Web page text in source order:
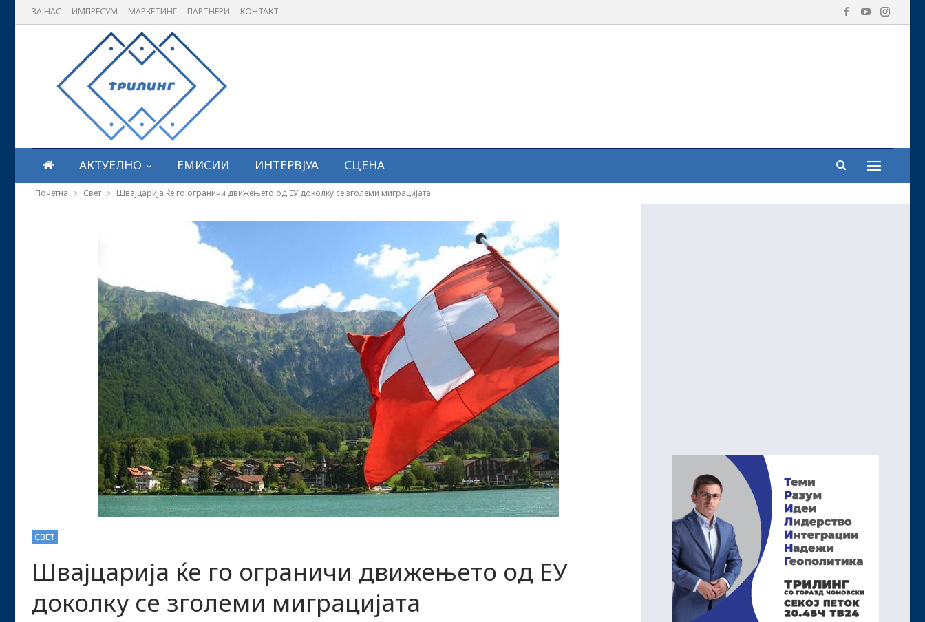
ЗА НАС ИМПРЕСУМ МАРКЕТИНГ ПАРТНЕРИ КОНТАКТ
АКТУЕЛНО ЕМИСИИ ИНТЕРВЈУА СЦЕНА
Почетна Свет Швајцарија ќе го ограничи движењето од ЕУ доколку се зголеми миграцијата
СВЕТ
Швајцарија ќе го ограничи движењето од ЕУ
доколку се зголеми миграцијата